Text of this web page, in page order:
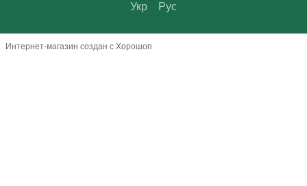
Укр Рус
Интернет-магазин создан с Хорошоп